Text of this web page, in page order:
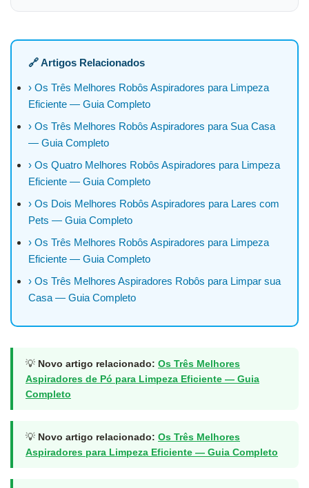
🔗 Artigos Relacionados
› Os Três Melhores Robôs Aspiradores para Limpeza
Eficiente — Guia Completo
› Os Três Melhores Robôs Aspiradores para Sua Casa
— Guia Completo
› Os Quatro Melhores Robôs Aspiradores para Limpeza
Eficiente — Guia Completo
› Os Dois Melhores Robôs Aspiradores para Lares com
Pets — Guia Completo
› Os Três Melhores Robôs Aspiradores para Limpeza
Eficiente — Guia Completo
› Os Três Melhores Aspiradores Robôs para Limpar sua
Casa — Guia Completo
💡 Novo artigo relacionado: Os Três Melhores
Aspiradores de Pó para Limpeza Eficiente — Guia
Completo
💡 Novo artigo relacionado: Os Três Melhores
Aspiradores para Limpeza Eficiente — Guia Completo